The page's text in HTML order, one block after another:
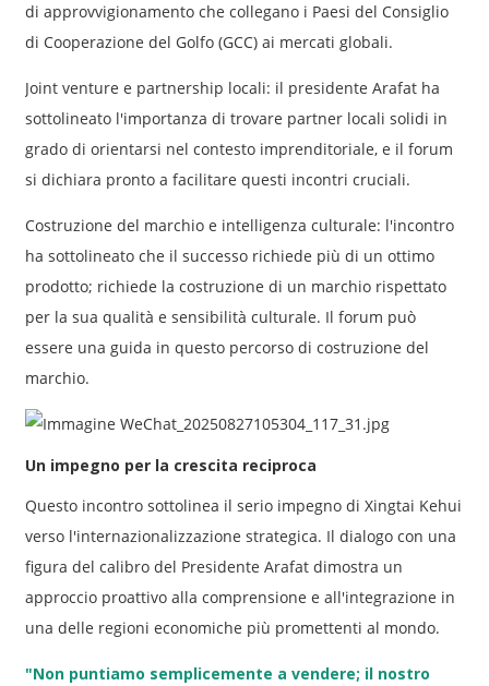
di approvvigionamento che collegano i Paesi del Consiglio
di Cooperazione del Golfo (GCC) ai mercati globali.
Joint venture e partnership locali: il presidente Arafat ha
sottolineato l'importanza di trovare partner locali solidi in
grado di orientarsi nel contesto imprenditoriale, e il forum
si dichiara pronto a facilitare questi incontri cruciali.
Costruzione del marchio e intelligenza culturale: l'incontro
ha sottolineato che il successo richiede più di un ottimo
prodotto; richiede la costruzione di un marchio rispettato
per la sua qualità e sensibilità culturale. Il forum può
essere una guida in questo percorso di costruzione del
marchio.
Un impegno per la crescita reciproca
Questo incontro sottolinea il serio impegno di Xingtai Kehui
verso l'internazionalizzazione strategica. Il dialogo con una
figura del calibro del Presidente Arafat dimostra un
approccio proattivo alla comprensione e all'integrazione in
una delle regioni economiche più promettenti al mondo.
"Non puntiamo semplicemente a vendere; il nostro